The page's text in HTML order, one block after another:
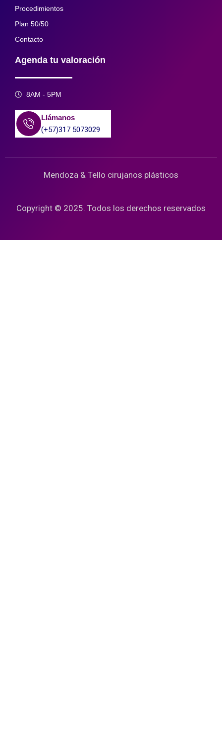
Procedimientos
Plan 50/50
Contacto
Agenda tu valoración
8AM - 5PM
Llámanos
(+57)317 5073029
Mendoza & Tello cirujanos plásticos
Copyright © 2025. Todos los derechos reservados